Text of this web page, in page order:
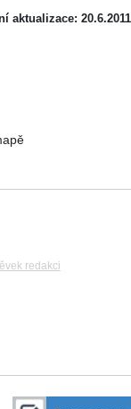
aktualizace: 20.6.2011
redakci